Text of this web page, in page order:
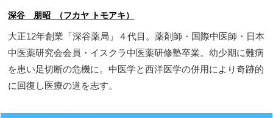
深谷 朋昭 （フカヤ トモアキ）
大正12年創業「深谷薬局」４代目。薬剤師・国際中医師・日本
中医薬研究会会員・イスクラ中医薬研修塾卒業。幼少期に難病
を患い足切断の危機に。中医学と西洋医学の併用により奇跡的
に回復し医療の道を志す。